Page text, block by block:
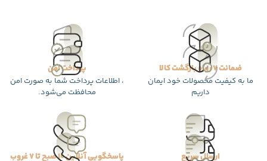
ضمانت 7 روزه بازگشت کالا
ما به کیفیت محصولات خود ایمان
داریم
پرداخت امن
، اطلاعات پرداخت شما به صورت امن
محافظت می‌شود.
ارسال سریع پاسخگویی آنلاین 10 صبح تا 7 غروب